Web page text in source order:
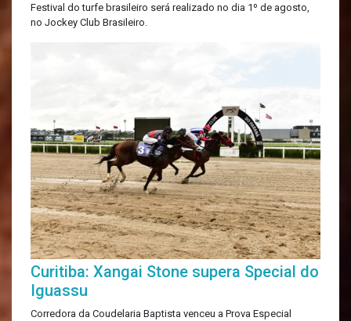
Festival do turfe brasileiro será realizado no dia 1º de agosto,
no Jockey Club Brasileiro.
Curitiba: Xangai Stone supera Special do
Iguassu
Corredora da Coudelaria Baptista venceu a Prova Especial